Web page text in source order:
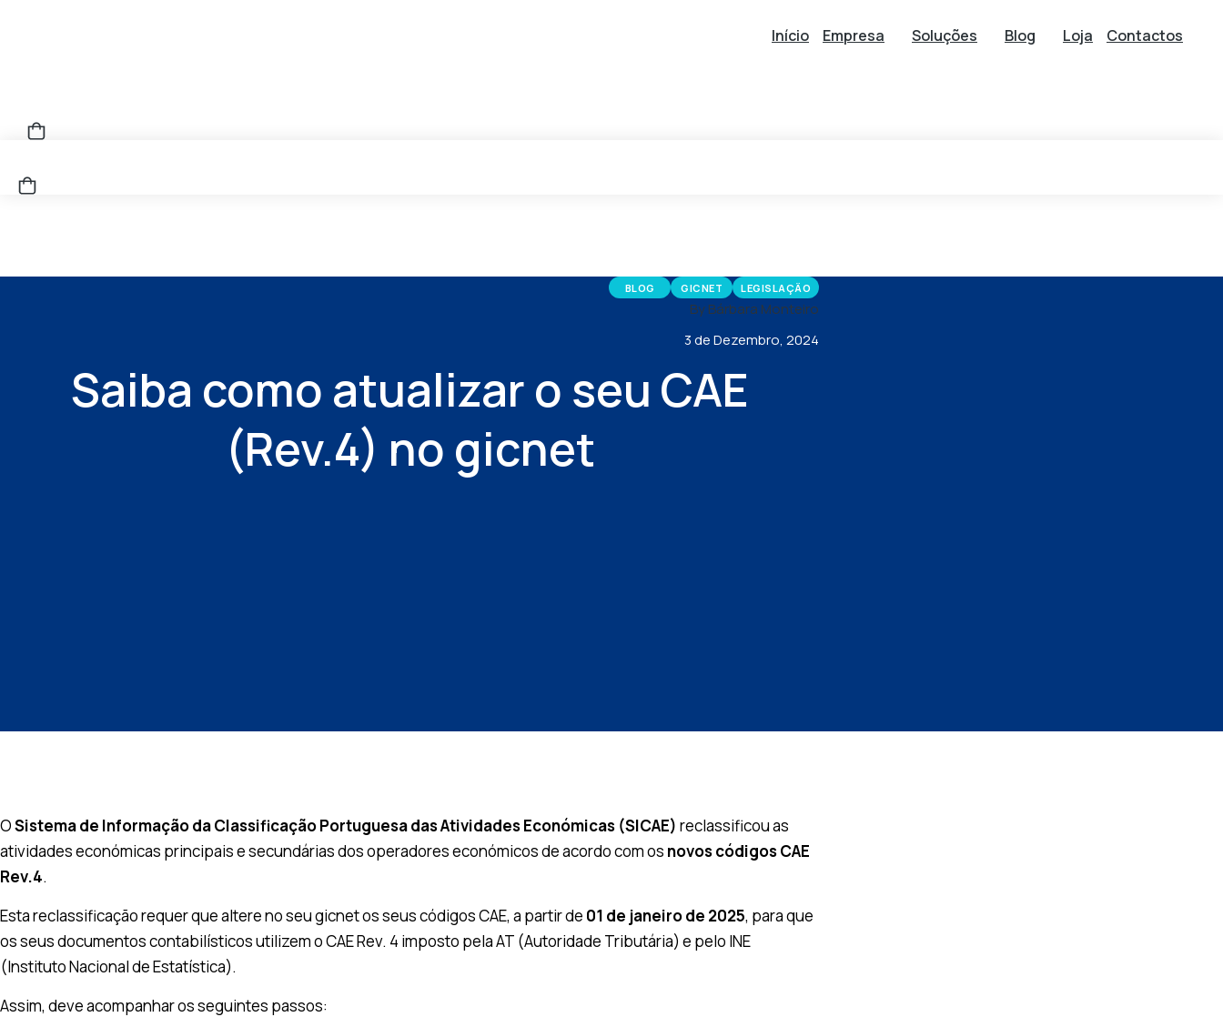
Início Empresa Soluções Blog Loja Contactos
BLOG GICNET LEGISLAÇÃO
By Bárbara Monteiro
3 de Dezembro, 2024
Saiba como atualizar o seu CAE
(Rev.4) no gicnet
OSistema de Informação da Classificação Portuguesa das Atividades Económicas (SICAE) reclassificou as
atividades económicas principais e secundárias dos operadores económicos de acordo com os novos códigos CAE
Rev.4.
Esta reclassificação requer que altere no seu gicnet os seus códigos CAE, a partir de 01 de janeiro de 2025, para que
os seus documentos contabilísticos utilizem o CAE Rev. 4 imposto pela AT (Autoridade Tributária) e pelo INE
(Instituto Nacional de Estatística).
Assim, deve acompanhar os seguintes passos: